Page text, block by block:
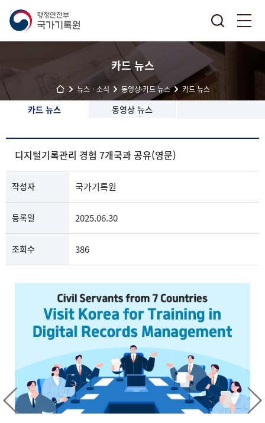
카드 뉴스
뉴스ㆍ소식 동영상·카드 뉴스 카드 뉴스
카드 뉴스 동영상 뉴스
디지털기록관리 경험 7개국과 공유(영문)
작성자 국가기록원
등록일 2025.06.30
조회수 386